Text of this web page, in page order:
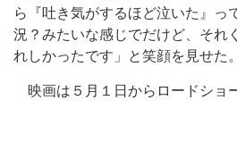
ら『吐き気がするほど泣いた』っ
況？みたいな感じでだけど、それ
れしかったです」と笑顔を見せた。
映画は５月１日からロードショ